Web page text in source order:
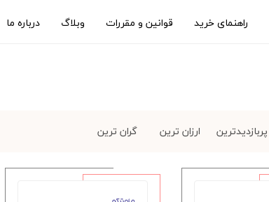
راهنمای خرید قوانین و مقررات وبلاگ درباره ما
پربازدیدترین ارزان ترین گران ترین